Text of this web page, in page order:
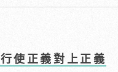
使正義對上正義